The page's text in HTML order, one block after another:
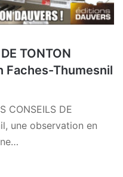
TONTON
Faches-Thumesnil
CONSEILS DE
une observation en